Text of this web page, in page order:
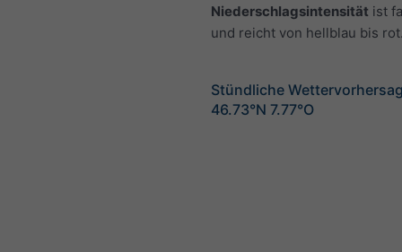
Niederschlagsintensität ist
und reicht von hellblau bis
Stündliche
46.73°N 7.77°O